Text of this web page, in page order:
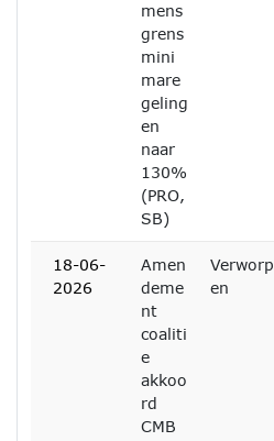
mens
grens
mini
mare
geling
en
naar
130%
(PRO,
SB)
18-06-
2026
Amen
deme
nt
coaliti
e
akkoo
rd
CMB
Verworp
en